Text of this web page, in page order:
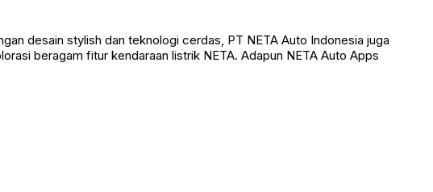
desain stylish dan teknologi cerdas, PT NETA Auto Indonesia juga
beragam fitur kendaraan listrik NETA. Adapun NETA Auto Apps